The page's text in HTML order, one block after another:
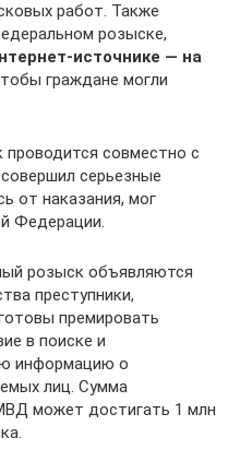
работ. Также
розыске,
источнике — на
граждане могли
совместно с
серьезные
от наказания, мог
Федерации.
розыск объявляются
преступники,
премировать
в поиске и
информацию о
лиц. Сумма
может достигать 1 млн